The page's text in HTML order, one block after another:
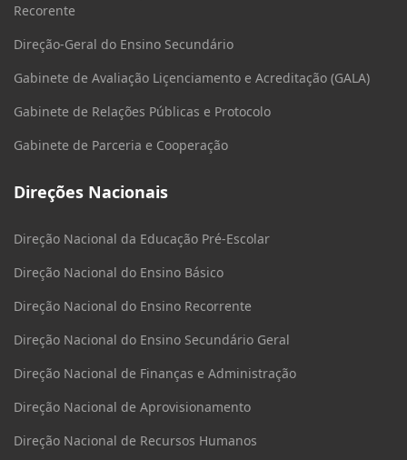
Recorente
Direção-Geral do Ensino Secundário
Gabinete de Avaliação Liçenciamento e Acreditação (GALA)
Gabinete de Relações Públicas e Protocolo
Gabinete de Parceria e Cooperação
Direções Nacionais
Direção Nacional da Educação Pré-Escolar
Direção Nacional do Ensino Básico
Direção Nacional do Ensino Recorrente
Direção Nacional do Ensino Secundário Geral
Direção Nacional de Finanças e Administração
Direção Nacional de Aprovisionamento
Direção Nacional de Recursos Humanos